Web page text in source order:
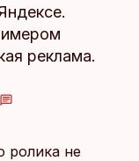
реклама.
ролика не